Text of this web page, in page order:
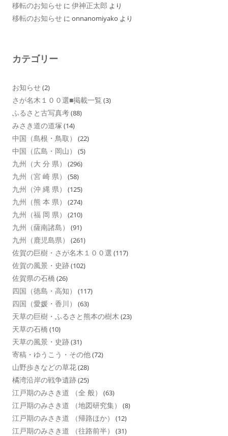
移転のお知らせ に 伊神正太郎 より
移転のお知らせ に onnanomiyako より
カテゴリー
お知らせ(2)
さが名木１００選■掲載一覧 (3)
ふるさと古写真考(88)
みさき道の道塚 (14)
中国（島根・鳥取） (22)
中国（広島・岡山） (5)
九州（大 分 県） (296)
九州（宮 崎 県） (58)
九州（沖 縄 県） (125)
九州（熊 本 県） (274)
九州（福 岡 県） (210)
九州（薩南諸島） (91)
九州（鹿児島県） (261)
佐賀の巨樹・さが名木１００選 (117)
佐賀の風景・史跡(102)
佐賀県の石橋 (26)
四国（徳島・高知） (117)
四国（愛媛・香川） (63)
天草の巨樹・ふるさと熊本の樹木 (23)
天草の石橋 (10)
天草の風景・史跡(31)
寄稿・ゆうこう・その他(72)
山野歩きなどの草花(28)
橘湾沿岸の戦争遺跡(25)
江戸期のみさき道 （全 般） (63)
江戸期のみさき道 （地図研究集） (8)
江戸期のみさき道 （帰路ほか） (12)
江戸期のみさき道 （往路前半） (31)